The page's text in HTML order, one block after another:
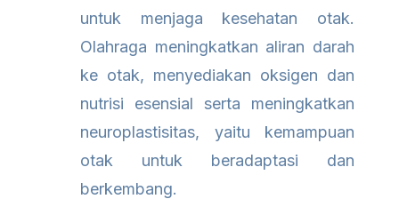
untuk menjaga kesehatan otak.
Olahraga meningkatkan aliran darah
ke otak, menyediakan oksigen dan
nutrisi esensial serta meningkatkan
neuroplastisitas, yaitu kemampuan
otak untuk beradaptasi dan
berkembang.